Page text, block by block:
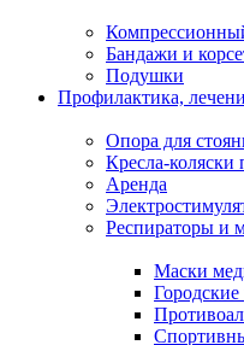
Бандажи и
Подушки
Профилактика,
Опора для
Кресла-коляски
Аренда
Респираторы и
Маски